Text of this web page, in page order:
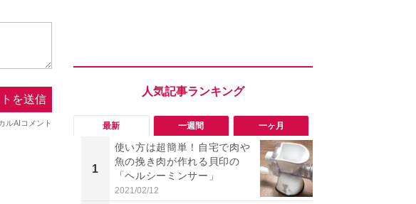
最新 一週間 一ヶ月
1
使い方は超簡単！自宅で肉や
魚の挽き肉が作れる貝印の
「ヘルシーミンサー」
2021/02/12